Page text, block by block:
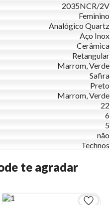
2035NCR/2V
Feminino
Analógico Quartz
Aço Inox
Cerâmica
Retangular
Marrom, Verde
Safira
Preto
Marrom, Verde
22
6
5
não
Technos
te agradar